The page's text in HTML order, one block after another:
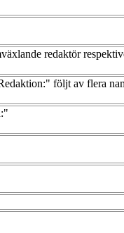
redaktör
följt av flera